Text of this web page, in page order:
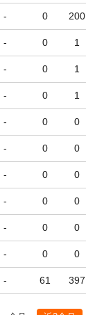
- 0 200
- 0 1
- 0 1
- 0 1
- 0 0
- 0 0
- 0 0
- 0 0
- 0 0
- 0 0
- 61 397